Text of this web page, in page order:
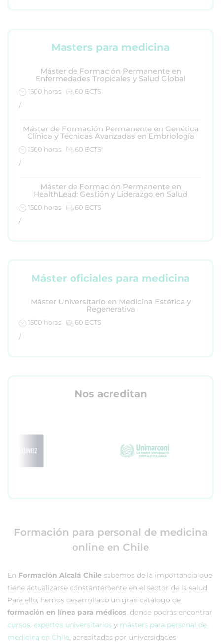
Masters para medicina
Máster de Formación Permanente en
Enfermedades Tropicales y Salud Global
1500 horas
60 ECTS
/
Máster de Formación Permanente en Genética
Clínica y Técnicas Avanzadas en Embriología
1500 horas
60 ECTS
/
Máster de Formación Permanente en
HealthLead: Gestión y Liderazgo en Salud
1500 horas
60 ECTS
/
Máster oficiales para medicina
Máster Universitario en Medicina Estética y
Regenerativa
1500 horas
60 ECTS
/
Nos acreditan
Formación para personal de medicina
online en Chile
En Formación Alcalá Chile sabemos de la importancia que
tiene actualizarse constantemente en el sector de la salud.
Para ello, hemos desarrollado un gran catálogo de
formación en línea para médicos, donde podrás encontrar
cursos, expertos universitarios y másters para personal de
medicina en Chile, acreditados por universidades